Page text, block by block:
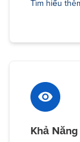
Tìm hiểu
Khả